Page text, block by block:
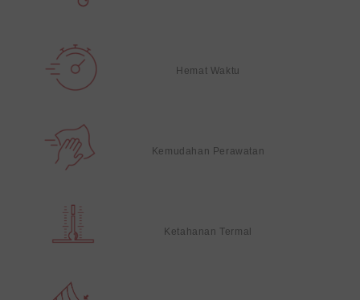
Hemat Waktu
Kemudahan Perawatan
Ketahanan Termal